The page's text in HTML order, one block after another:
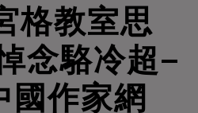
格教室思
念駱冷超–
國作家網